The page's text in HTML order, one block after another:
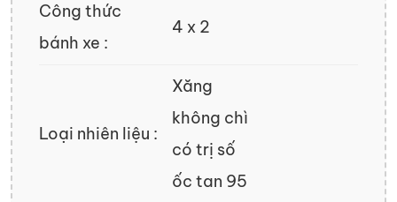
Công thức
bánh xe :
4 x 2
Loại nhiên liệu :
Xăng
không chì
có trị số
ốc tan 95